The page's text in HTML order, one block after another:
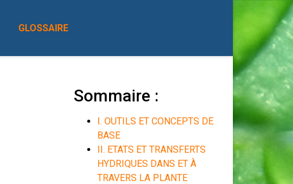
GLOSSAIRE
Sommaire :
I. OUTILS ET CONCEPTS DE
BASE
II. ETATS ET TRANSFERTS
HYDRIQUES DANS ET À
TRAVERS LA PLANTE